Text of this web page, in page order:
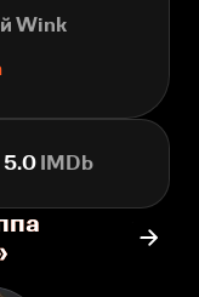
Wink
5.0 IMDb